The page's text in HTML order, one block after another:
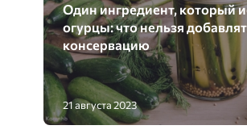
Один ингредиент, который
огурцы: что нельзя
консервацию
21 августа 2023